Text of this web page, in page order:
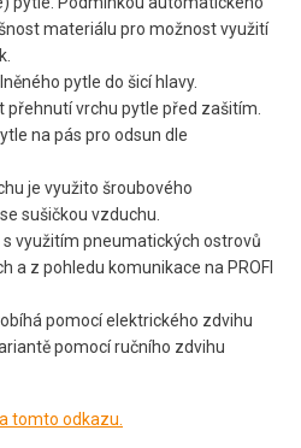
materiálu pro možnost využití
pytle do šicí hlavy.
přehnutí vrchu pytle před zašitím.
na pás pro odsun dle
je využito šroubového
sušičkou vzduchu.
využitím pneumatických ostrovů
a z pohledu komunikace na PROFI
pomocí elektrického zdvihu
pomocí ručního zdvihu
tomto odkazu.